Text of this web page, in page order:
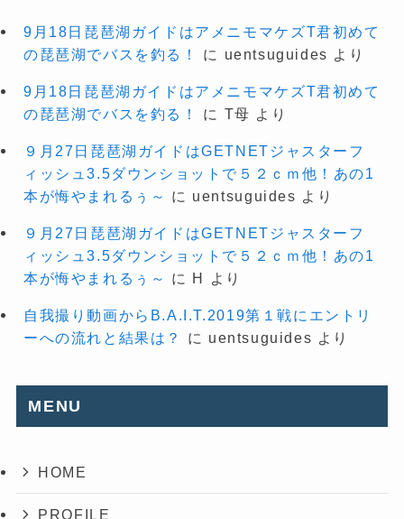
9月18日琵琶湖ガイドはアメニモマケズT君初めて
の琵琶湖でバスを釣る！
に uentsuguides より
9月18日琵琶湖ガイドはアメニモマケズT君初めて
の琵琶湖でバスを釣る！
に T母 より
９月27日琵琶湖ガイドはGETNETジャスターフ
ィッシュ3.5ダウンショットで５２ｃｍ他！あの1
本が悔やまれるぅ～
に uentsuguides より
９月27日琵琶湖ガイドはGETNETジャスターフ
ィッシュ3.5ダウンショットで５２ｃｍ他！あの1
本が悔やまれるぅ～
に H より
自我撮り動画からB.A.I.T.2019第１戦にエントリ
ーへの流れと結果は？
に uentsuguides より
MENU
HOME
PROFILE